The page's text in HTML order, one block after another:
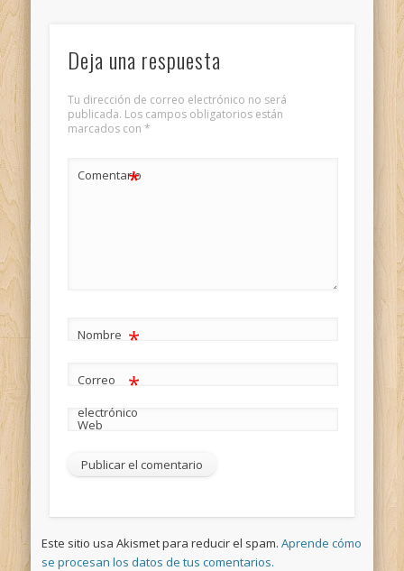
Deja una respuesta
Tu dirección de correo electrónico no será
publicada. Los campos obligatorios están
marcados con *
Comentario
*
Nombre *
Correo
electrónico
*
Web
Este sitio usa Akismet para reducir el spam.Aprende cómo
se procesan los datos de tus comentarios.